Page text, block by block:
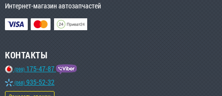
Интернет-магазин автозапчастей
КОНТАКТЫ
(099) 175-47-87
(068) 935-52-32